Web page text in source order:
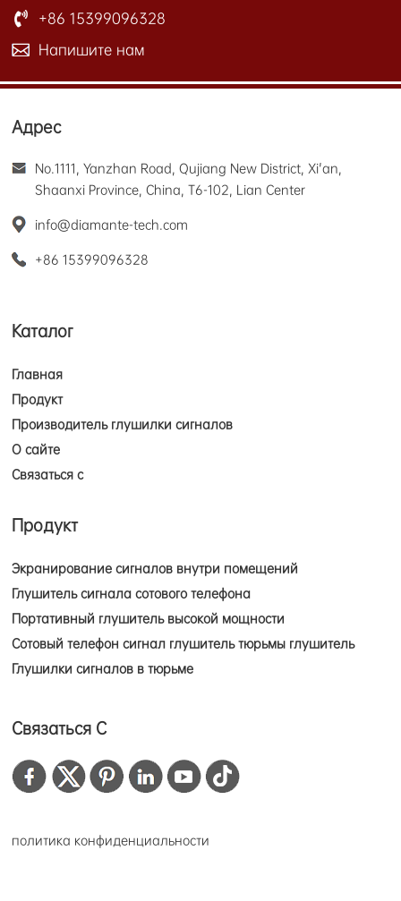
+86 15399096328
Напишите нам
Адрес
No.1111, Yanzhan Road, Qujiang New District, Xi'an,
Shaanxi Province, China, T6-102, Lian Center
info@diamante-tech.com
+86 15399096328
Каталог
Главная
Продукт
Производитель глушилки сигналов
О сайте
Связаться с
Продукт
Экранирование сигналов внутри помещений
Глушитель сигнала сотового телефона
Портативный глушитель высокой мощности
Сотовый телефон сигнал глушитель тюрьмы глушитель
Глушилки сигналов в тюрьме
Связаться С
политика конфиденциальности